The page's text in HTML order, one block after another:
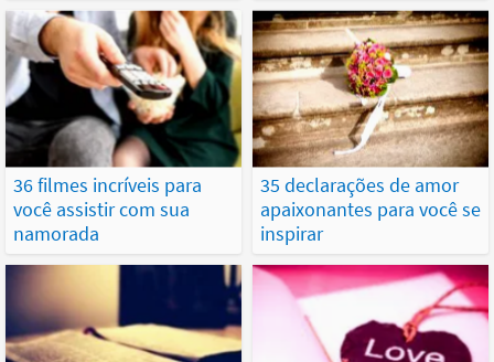
36 filmes incríveis para
você assistir com sua
namorada
35 declarações de amor
apaixonantes para você se
inspirar